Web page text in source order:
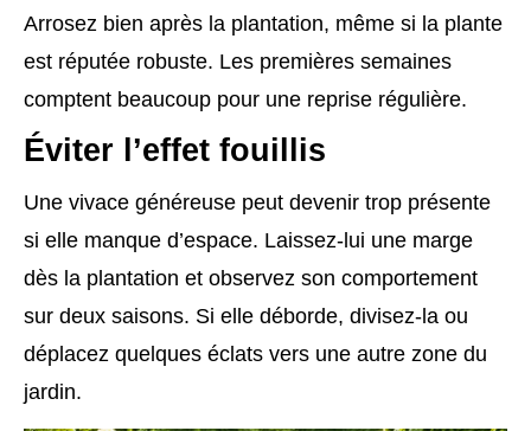
Arrosez bien après la plantation, même si la plante
est réputée robuste. Les premières semaines
comptent beaucoup pour une reprise régulière.
Éviter l’effet fouillis
Une vivace généreuse peut devenir trop présente
si elle manque d’espace. Laissez-lui une marge
dès la plantation et observez son comportement
sur deux saisons. Si elle déborde, divisez-la ou
déplacez quelques éclats vers une autre zone du
jardin.